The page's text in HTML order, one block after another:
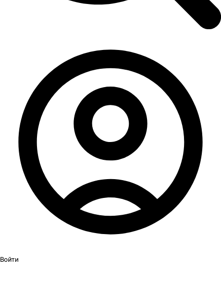
Войти